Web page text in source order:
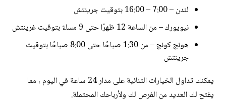
لندن – 7:00 – 16:00 بتوقيت جرينتش
نيويورك – من الساعة 12 ظهرًا حتى 9 مساءً بتوقيت غرينتش
هونج كونج – من 1:30 صباحًا حتى 8:00 صباحًا بتوقيت
جرينتش
يمكنك تداول الخيارات الثنائية على مدار 24 ساعة في اليوم ، مما
يفتح لك العديد من الفرص لك ولأرباحك المحتملة.